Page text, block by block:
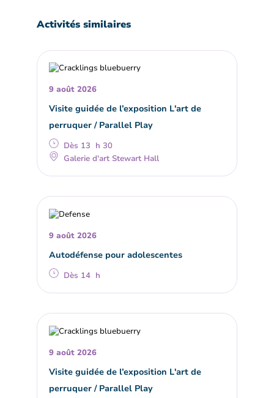
Activités similaires
9 août 2026
Visite guidée de l’exposition L'art de
perruquer / Parallel Play
Dès 13 h 30
Galerie d'art Stewart Hall
9 août 2026
Autodéfense pour adolescentes
Dès 14 h
9 août 2026
Visite guidée de l’exposition L'art de
perruquer / Parallel Play